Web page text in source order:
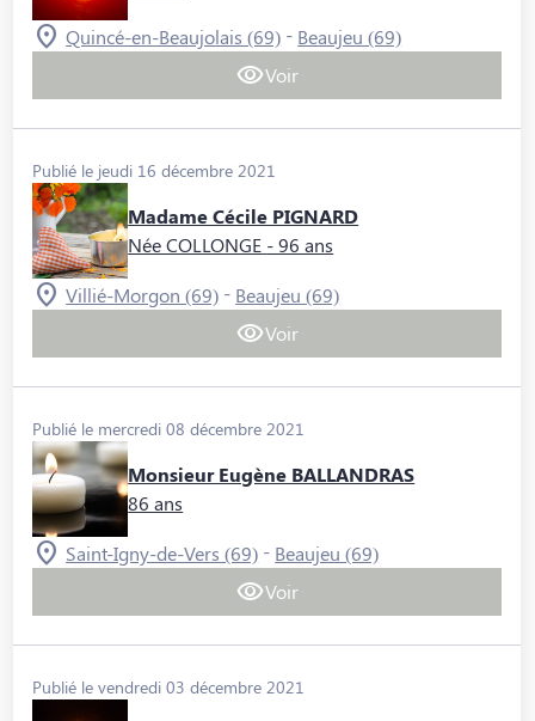
Quincé-en-Beaujolais (69) - Beaujeu (69)
Voir
Publié le jeudi 16 décembre 2021
Madame Cécile PIGNARD
Née COLLONGE - 96 ans
Villié-Morgon (69) - Beaujeu (69)
Voir
Publié le mercredi 08 décembre 2021
Monsieur Eugène BALLANDRAS
86 ans
Saint-Igny-de-Vers (69) - Beaujeu (69)
Voir
Publié le vendredi 03 décembre 2021